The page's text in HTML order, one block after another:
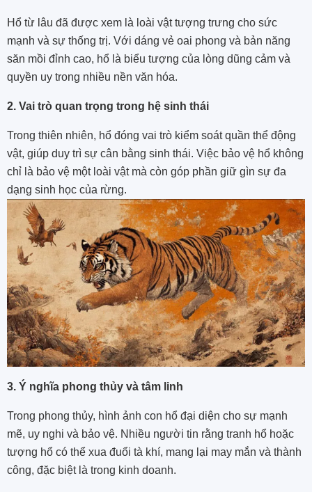
Hổ từ lâu đã được xem là loài vật tượng trưng cho sức
mạnh và sự thống trị. Với dáng vẻ oai phong và bản năng
săn mồi đỉnh cao, hổ là biểu tượng của lòng dũng cảm và
quyền uy trong nhiều nền văn hóa.
2. Vai trò quan trọng trong hệ sinh thái
Trong thiên nhiên, hổ đóng vai trò kiểm soát quần thể động
vật, giúp duy trì sự cân bằng sinh thái. Việc bảo vệ hổ không
chỉ là bảo vệ một loài vật mà còn góp phần giữ gìn sự đa
dạng sinh học của rừng.
3. Ý nghĩa phong thủy và tâm linh
Trong phong thủy, hình ảnh con hổ đại diện cho sự mạnh
mẽ, uy nghi và bảo vệ. Nhiều người tin rằng tranh hổ hoặc
tượng hổ có thể xua đuổi tà khí, mang lại may mắn và thành
công, đặc biệt là trong kinh doanh.